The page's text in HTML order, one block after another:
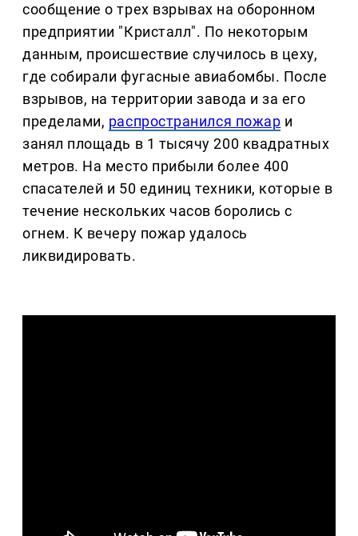
сообщение о трех взрывах на оборонном
предприятии "Кристалл". По некоторым
данным, происшествие случилось в цеху,
где собирали фугасные авиабомбы. После
взрывов, на территории завода и за его
пределами, распространился пожар и
занял площадь в 1 тысячу 200 квадратных
метров. На место прибыли более 400
спасателей и 50 единиц техники, которые в
течение нескольких часов боролись с
огнем. К вечеру пожар удалось
ликвидировать.